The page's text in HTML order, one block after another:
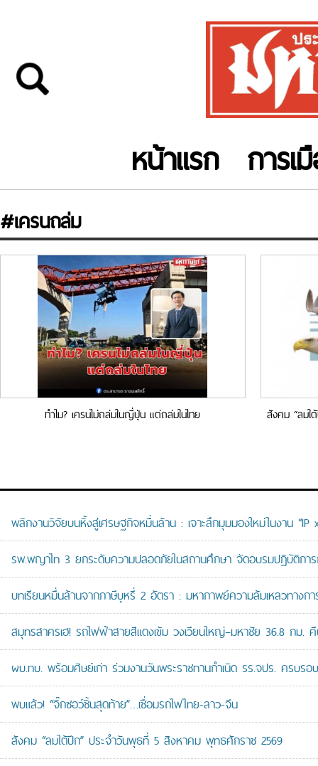
หน้าแรก การเ
#เครนถล่ม
ทำไม? เครนไม่ถล่มในญี่ปุ่น แต่ถล่มในไทย สังคม “ลมใ
พลิกงานวิจัยบนหิ้งสู่เศรษฐกิจหมื่นล้าน : เจาะลึกมุมมองใหม่ในงาน “IP
รพ.พญาไท 3 ยกระดับความปลอดภัยในสถานศึกษา จัดอบรมปฏิบัติกา
บทเรียนหมื่นล้านจากภาษีบุหรี่ 2 อัตรา : มหากาพย์ความล้มเหลวทางก
สมุทรสาครเฮ! รถไฟฟ้าสายสีแดงเข้ม วงเวียนใหญ่–มหาชัย 36.8 ก
ผบ.ทบ. พร้อมศิษย์เก่า ร่วมงานวันพระราชทานกำเนิด รร.จปร. ครบ
พบแล้ว! “จิ๊กซอว์ชิ้นสุดท้าย”…เชื่อมรถไฟไทย-ลาว-จีน
สังคม “ลมใต้ปีก” ประจำวันพุธที่ 5 สิงหาคม พุทธศักราช 2569